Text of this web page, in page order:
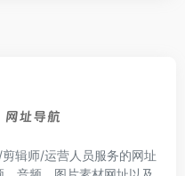
辑师/运营人员服务的网址